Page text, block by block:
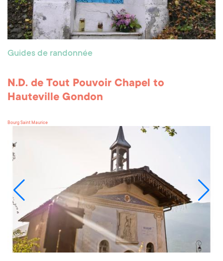
Guides de randonnée
N.D. de Tout Pouvoir Chapel to
Hauteville Gondon
Bourg Saint Maurice